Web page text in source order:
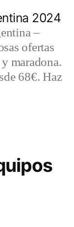
2024
–
ofertas
maradona.
68€. Haz